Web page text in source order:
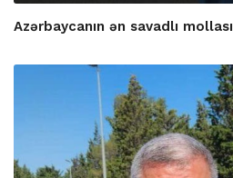
Azərbaycanın ən savadlı mollası